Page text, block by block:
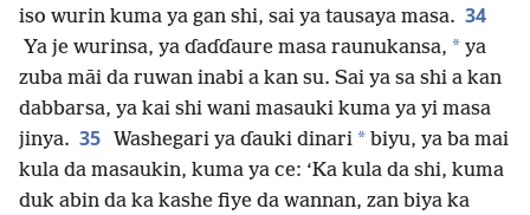
iso wurin kuma ya gan shi, sai ya tausaya masa. 34
Ya je wurinsa, ya ɗaɗɗaure masa raunukansa, * ya
zuba māi da ruwan inabi a kan su. Sai ya sa shi a kan
dabbarsa, ya kai shi wani masauki kuma ya yi masa
jinya. 35 Washegari ya ɗauki dinari * biyu, ya ba mai
kula da masaukin, kuma ya ce: ‘Ka kula da shi, kuma
duk abin da ka kashe fiye da wannan, zan biya ka